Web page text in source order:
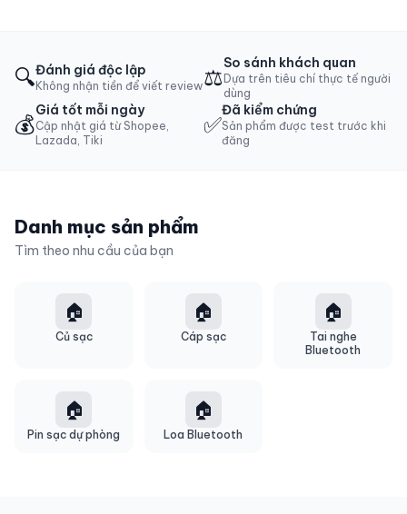
🔍Đánh giá độc lập
Không nhận tiền để viết review⚖️
So sánh khách quan
Dựa trên tiêu chí thực tế người
dùng
💰
Giá tốt mỗi ngày
Cập nhật giá từ Shopee,
Lazada, Tiki
✅
Đã kiểm chứng
Sản phẩm được test trước khi
đăng
Danh mục sản phẩm
Tìm theo nhu cầu của bạn
🏠
Củ sạc
🏠
Cáp sạc
🏠
Tai nghe
Bluetooth
🏠
Pin sạc dự phòng
🏠
Loa Bluetooth